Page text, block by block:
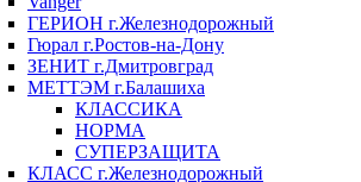
ГЕРИОН г.Железнодорожный
Гюрал г.Ростов-на-Дону
ЗЕНИТ г.Дмитровград
МЕТТЭМ г.Балашиха
КЛАССИКА
НОРМА
СУПЕРЗАЩИТА
КЛАСС г.Железнодорожный